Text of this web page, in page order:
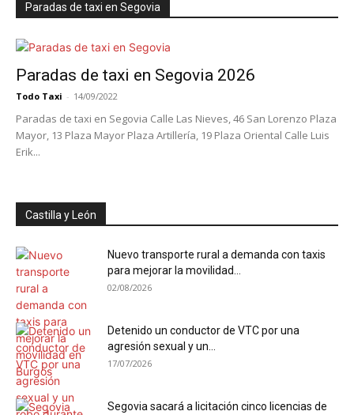
Paradas de taxi en Segovia
Paradas de taxi en Segovia 2026
Todo Taxi - 14/09/2022
Paradas de taxi en Segovia Calle Las Nieves, 46 San Lorenzo Plaza
Mayor, 13 Plaza Mayor Plaza Artillería, 19 Plaza Oriental Calle Luis
Erik...
Castilla y León
Nuevo transporte rural a demanda con taxis
para mejorar la movilidad...
02/08/2026
Detenido un conductor de VTC por una
agresión sexual y un...
17/07/2026
Segovia sacará a licitación cinco licencias de